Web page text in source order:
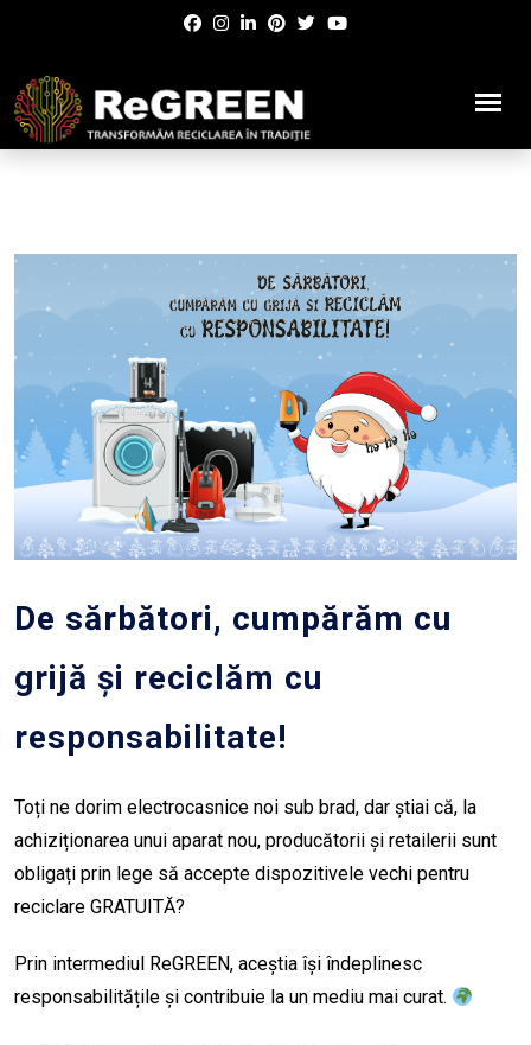
De sărbători, cumpărăm cu
grijă și reciclăm cu
responsabilitate!
Toți ne dorim electrocasnice noi sub brad, dar știai că, la
achiziționarea unui aparat nou, producătorii și retailerii sunt
obligați prin lege să accepte dispozitivele vechi pentru
reciclare GRATUITĂ?
Prin intermediul ReGREEN, aceștia își îndeplinesc
responsabilitățile și contribuie la un mediu mai curat.